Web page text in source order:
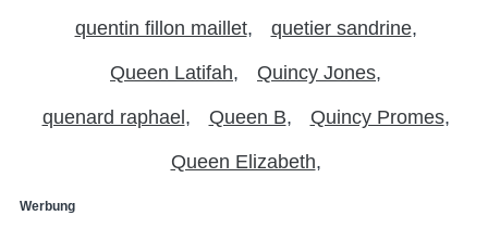
quentin fillon maillet quetier sandrine
Queen Latifah Quincy Jones
quenard raphael Queen B Quincy Promes
Queen Elizabeth
Werbung